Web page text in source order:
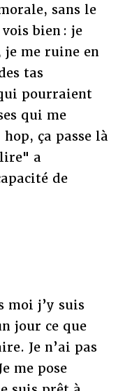
sans le
bien : je
me ruine en
tas
pourraient
qui me
ça passe là
a
de
moi j’y suis
jour ce que
Je n’ai pas
me pose